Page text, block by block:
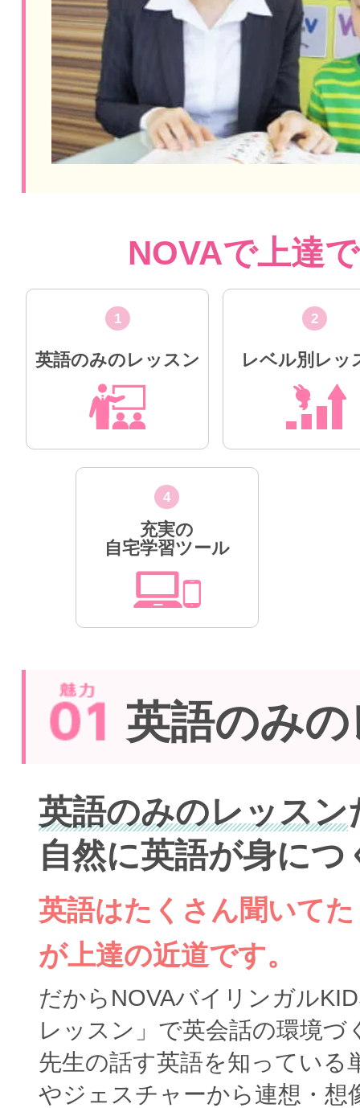
NOVAで上達
1
英語のみのレッスン
2
レベル別レッ
4
充実の
自宅学習ツール
英語のみ
英語のみのレッスン
自然に英語が身につ
英語はたくさん聞いて
が上達の近道です。
だからNOVAバイリンガル
レッスン」で英会話の環境づ
先生の話す英語を知っている
やジェスチャーから連想・想